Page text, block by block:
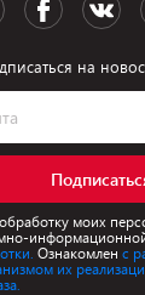
на
моих
Ознакомлен с
их